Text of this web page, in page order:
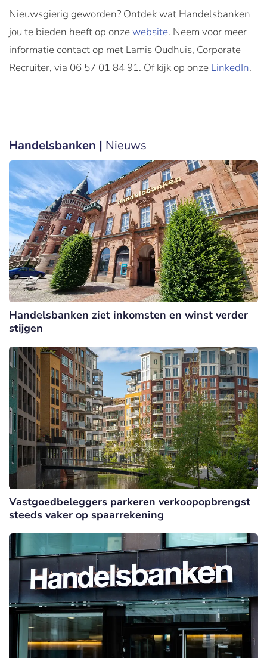
Nieuwsgierig geworden? Ontdek wat Handelsbanken
jou te bieden heeft op onzewebsite. Neem voor meer
informatie contact op met Lamis Oudhuis, Corporate
Recruiter, via 06 57 01 84 91. Of kijk op onze LinkedIn.
Handelsbanken | Nieuws
Handelsbanken ziet inkomsten en winst verder
stijgen
Vastgoedbeleggers parkeren verkoopopbrengst
steeds vaker op spaarrekening